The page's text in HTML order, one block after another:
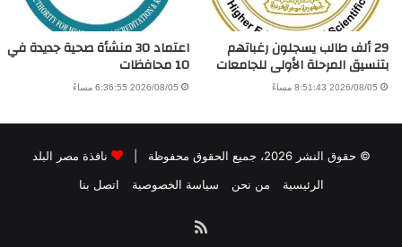
29 ألف طالب يسجلون رغباتهم
بتنسيق المرحلة الأولى للجامعات
2026/08/05 8:51:43 مساءً
اعتماد 30 منشأة صحية جديدة في
10 محافظات
2026/08/05 6:36:55 مساءً
© حقوق النشر 2026، جميع الحقوق محفوظة |
نافذة مصر البلد
الرئيسية
من نحن سياسة الخصوصية اتصل بنا
ملخص